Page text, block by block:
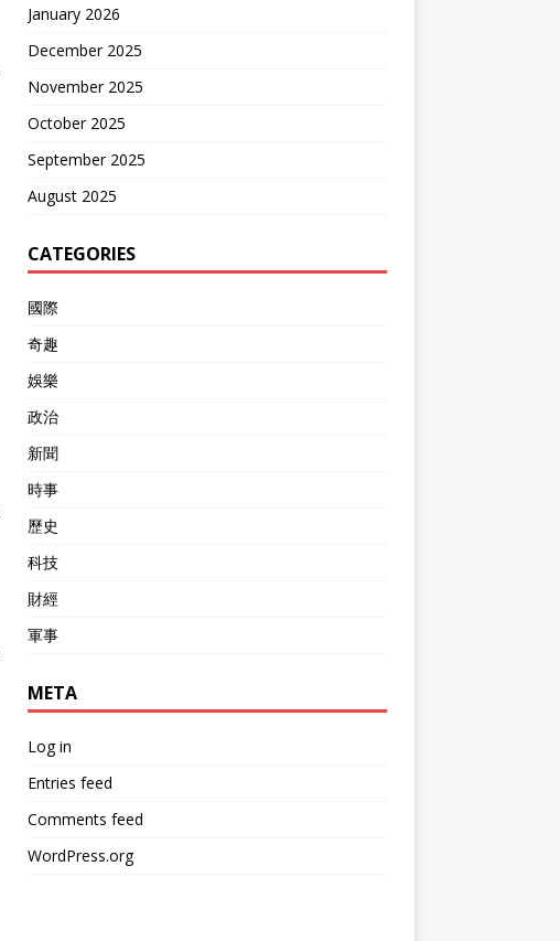
January 2026
December 2025
November 2025
October 2025
September 2025
August 2025
CATEGORIES
國際
奇趣
娛樂
政治
新聞
時事
歷史
科技
財經
軍事
META
Log in
Entries feed
Comments feed
WordPress.org